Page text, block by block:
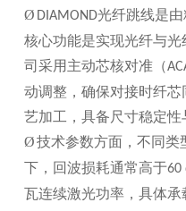
Ø DIAMOND光纤跳线是
核心功能是实现光纤与
司采用主动芯核对准（
动调整，确保对接时纤
艺加工，具备尺寸稳定性
Ø技术参数方面，不同类
下，回波损耗通常高于60
瓦连续激光功率，具体